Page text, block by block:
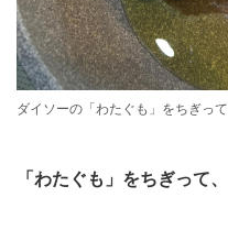
ダイソーの「わたぐも」をちぎっ
「わたぐも」をちぎって